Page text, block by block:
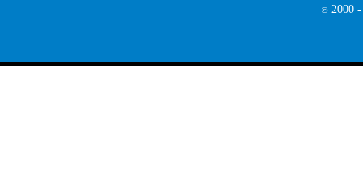
© 2000